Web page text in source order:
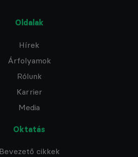
Oldalak
Hírek
Árfolyamok
Rólunk
Karrier
Media
Oktatás
Bevezető cikkek